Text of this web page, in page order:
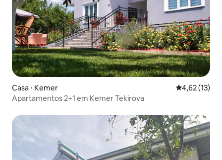
Casa ⋅ Kemer 4,62 de uma
4,62 (13)
Apartamentos 2+1 em Kemer Tekirova